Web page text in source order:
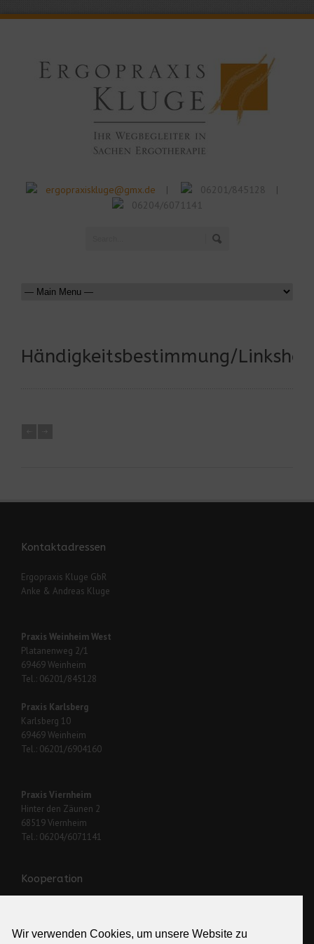
Wir verwenden Cookies, um unsere Website zu
ergopraxiskluge@gmx.de | 06201/845128 |
06204/6071141
Händigkeitsbestimmung/
Kontaktadressen
Ergopraxis Kluge GbR
Anke & Andreas Kluge
Praxis Weinheim West
Platanenweg 2/1
69469 Weinheim
Tel.: 06201/845128
Praxis Karlsberg
Karlsberg 10
69469 Weinheim
Tel.: 06201/6904160
Praxis Viernheim
Hinter den Zäunen 2
68519 Viernheim
Tel.: 06204/6071141
Kooperation